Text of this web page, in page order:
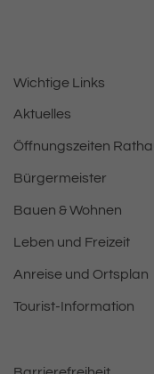
Wichtige Links
Aktuelles
Öffnungszeiten
Bürgermeister
Bauen & Wohnen
Leben und Freizeit
Anreise und Ortsplan
Tourist-Information